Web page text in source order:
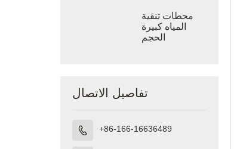
محطات تنقية
المياه كبيرة
الحجم
تفاصيل الاتصال
 +86-166-16636489